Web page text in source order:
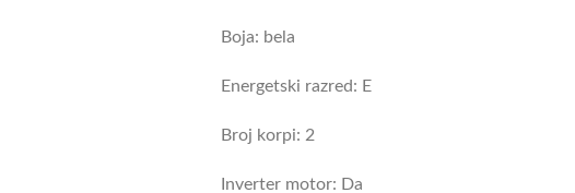
Boja: bela
Energetski razred: E
Broj korpi: 2
Inverter motor: Da